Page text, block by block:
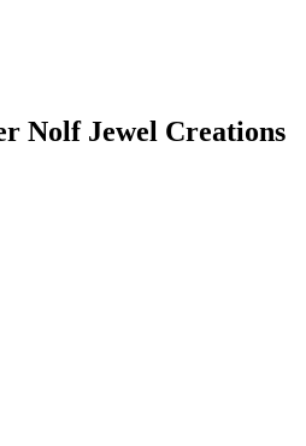
Nolf Jewel Creations